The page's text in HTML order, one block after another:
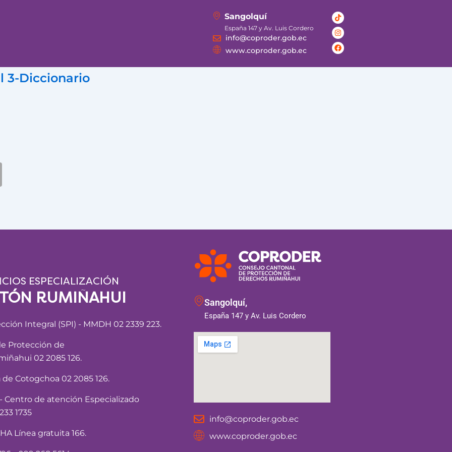
Sangolquí
España 147 y Av. Luis Cordero
info@coproder.gob.ec
www.coproder.gob.ec
Tiktok
Instagram
Facebook
3-Diccionario
ESPECIALIZACIÓN
RUMIÑAHUI
Integral (SPI) - MMDH 02 2339 223.
Protección de
02 2085 126.
Cotogchoa 02 2085 126.
Centro de atención Especializado
1735
Línea gratuita 166.
Sangolquí,
España 147 y Av. Luis Cordero
info@coproder.gob.ec
www.coproder.gob.ec